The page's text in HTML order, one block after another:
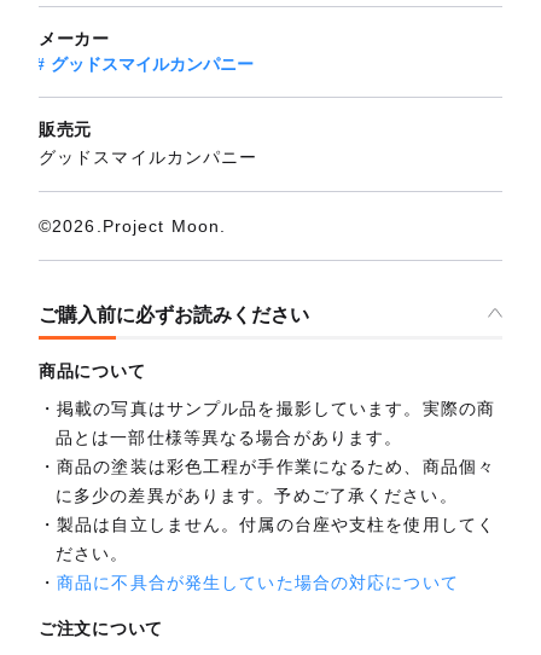
メーカー
グッドスマイルカンパニー
販売元
グッドスマイルカンパニー
©2026.Project Moon.
ご購入前に必ずお読みください
商品について
掲載の写真はサンプル品を撮影しています。実際の商
品とは一部仕様等異なる場合があります。
商品の塗装は彩色工程が手作業になるため、商品個々
に多少の差異があります。予めご了承ください。
製品は自立しません。付属の台座や支柱を使用してく
ださい。
商品に不具合が発生していた場合の対応について
ご注文について